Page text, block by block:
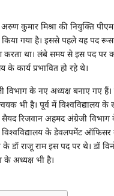
कुमार मिश्रा की नियुक्ति
गया है। इससे पहले यह पद
था। लंबे समय से इस पद पर
के कार्य प्रभावित हो रहे थे।
विभाग के नए अध्यक्ष बनाए गए हैं।
भी है। पूर्व में विश्वविद्यालय के
रिजवान अहमद अंग्रेजी विभाग
विश्वविद्यालय के डेवलपमेंट ऑफिसर
के डॉ राजू राम इस पद पर थे। डॉ
के अध्यक्ष भी है।